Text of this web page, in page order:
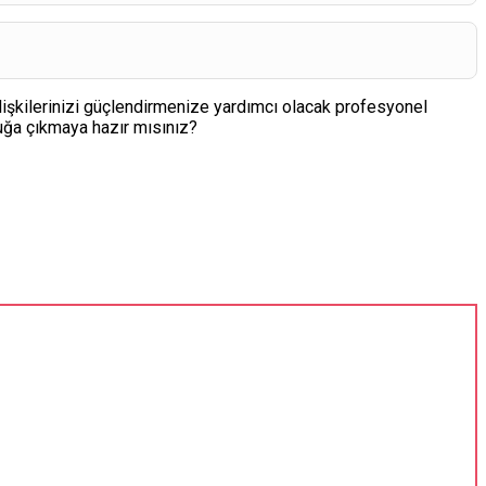
güçlendirmenize yardımcı olacak profesyonel
hazır mısınız?